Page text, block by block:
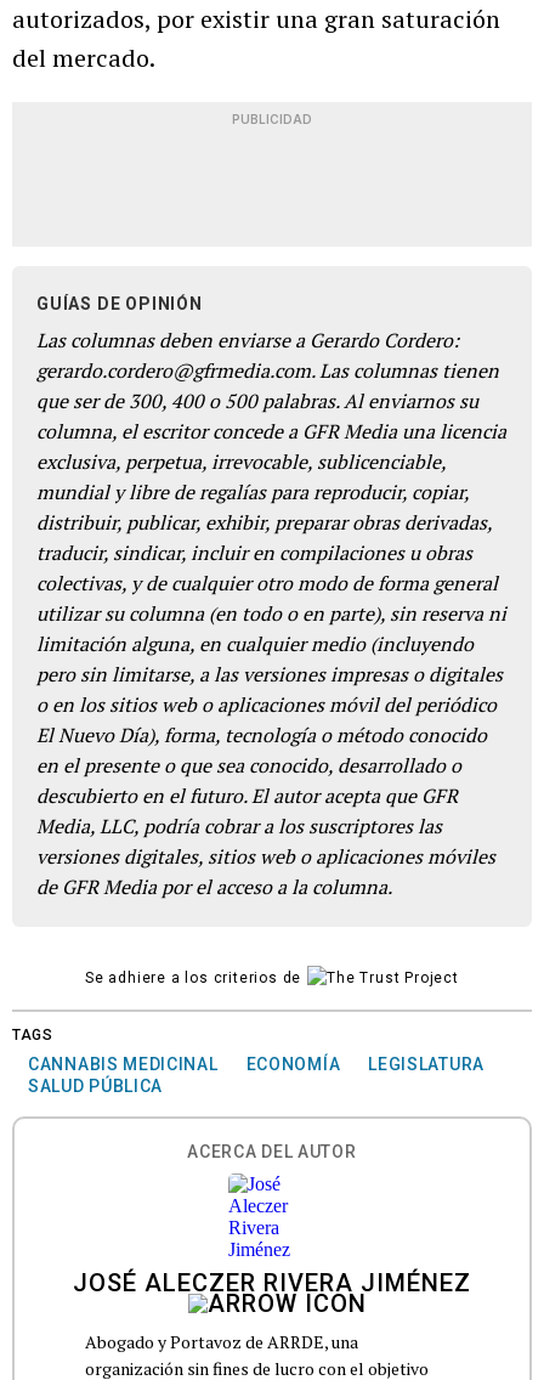
autorizados, por existir una gran saturación
del mercado.
PUBLICIDAD
GUÍAS DE OPINIÓN
Las columnas deben enviarse a Gerardo Cordero:
gerardo.cordero@gfrmedia.com. Las columnas tienen
que ser de 300, 400 o 500 palabras. Al enviarnos su
columna, el escritor concede a GFR Media una licencia
exclusiva, perpetua, irrevocable, sublicenciable,
mundial y libre de regalías para reproducir, copiar,
distribuir, publicar, exhibir, preparar obras derivadas,
traducir, sindicar, incluir en compilaciones u obras
colectivas, y de cualquier otro modo de forma general
utilizar su columna (en todo o en parte), sin reserva ni
limitación alguna, en cualquier medio (incluyendo
pero sin limitarse, a las versiones impresas o digitales
o en los sitios web o aplicaciones móvil del periódico
El Nuevo Día), forma, tecnología o método conocido
en el presente o que sea conocido, desarrollado o
descubierto en el futuro. El autor acepta que GFR
Media, LLC, podría cobrar a los suscriptores las
versiones digitales, sitios web o aplicaciones móviles
de GFR Media por el acceso a la columna.
Se adhiere a los criterios de
TAGS
CANNABIS MEDICINAL ECONOMÍA
LEGISLATURA
SALUD PÚBLICA
ACERCA DEL AUTOR
JOSÉ ALECZER RIVERA JIMÉNEZ
Abogado y Portavoz de ARRDE, una
organización sin fines de lucro con el objetivo